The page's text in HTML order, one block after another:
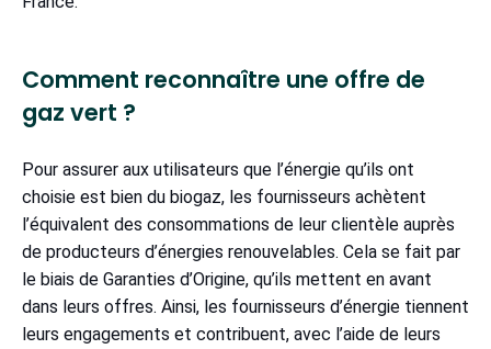
Comment reconnaître une offre de
gaz vert ?
Pour assurer aux utilisateurs que l’énergie qu’ils ont
choisie est bien du biogaz, les fournisseurs achètent
l’équivalent des consommations de leur clientèle auprès
de producteurs d’énergies renouvelables. Cela se fait par
le biais de Garanties d’Origine, qu’ils mettent en avant
dans leurs offres. Ainsi, les fournisseurs d’énergie tiennent
leurs engagements et contribuent, avec l’aide de leurs